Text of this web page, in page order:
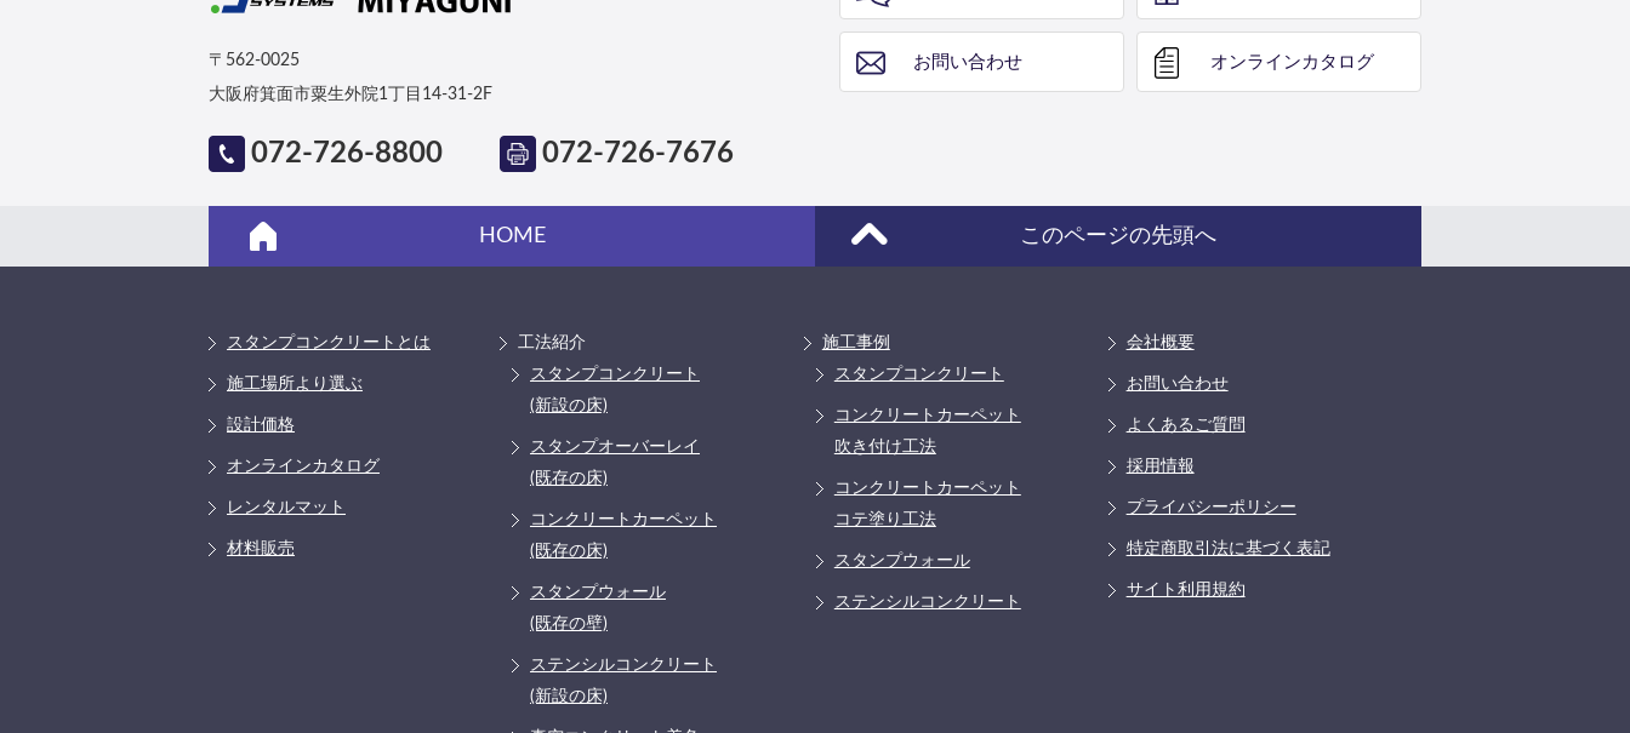
〒562-0025
大阪府箕面市粟生外院1丁目14-31-2F
072-726-8800 072-726-7676
お問い合わせ オンライン カタログ
HOME このページの先頭へ
スタンプコンクリートとは
施工場所より選ぶ
設計価格
オンラインカタログ
レンタルマット
材料販売
工法紹介
スタンプコンクリート
(新設の床)
スタンプオーバーレイ
(既存の床)
コンクリートカーペット
(既存の床)
スタンプウォール
(既存の壁)
ステンシルコンクリート
(新設の床)
施工事例
スタンプコンクリート
コンクリートカーペット
吹き付け工法
コンクリートカーペット
コテ塗り工法
スタンプウォール
ステンシルコンクリート
会社概要
お問い合わせ
よくあるご質問
採用情報
プライバシーポリシー
特定商取引法に基づく表記
サイト利用規約